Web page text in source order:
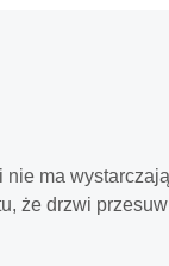
ma
że drzwi